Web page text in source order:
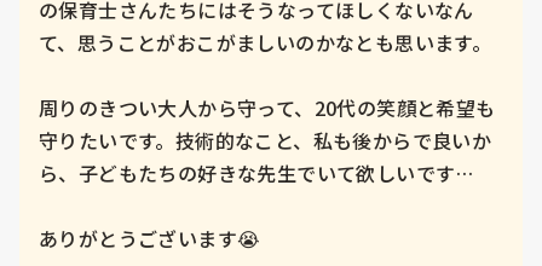
の保育士さんたちにはそうなってほしくないなん
て、思うことがおこがましいのかなとも思います。
周りのきつい大人から守って、20代の笑顔と希望も
守りたいです。技術的なこと、私も後からで良いか
ら、子どもたちの好きな先生でいて欲しいです…
ありがとうございます😭